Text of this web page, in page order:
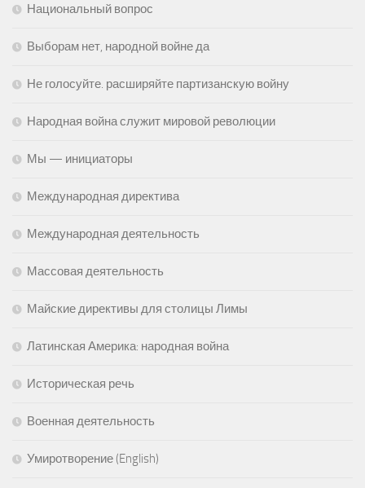
Национальный вопрос
Выборам нет, народной войне да
Не голосуйте. расширяйте партизанскую войну
Народная война служит мировой революции
Мы — инициаторы
Международная директива
Международная деятельность
Массовая деятельность
Майские директивы для столицы Лимы
Латинская Америка: народная война
Историческая речь
Военная деятельность
Умиротворение (English)